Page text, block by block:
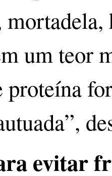
um teor
proteína
evitar